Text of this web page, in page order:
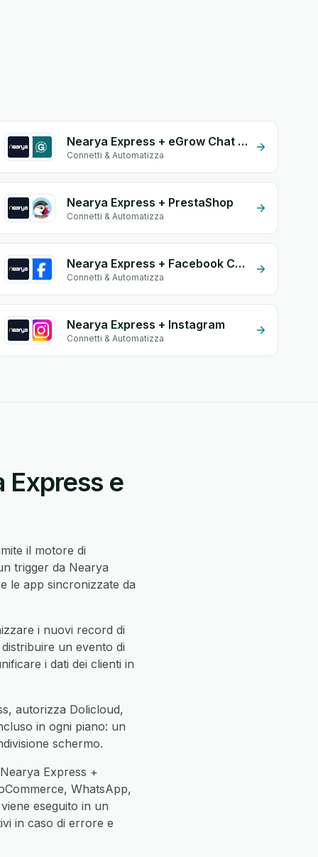
Nearya Express + eGrow Chat Widget
Connetti & Automatizza
Nearya Express + PrestaShop
Connetti & Automatizza
Nearya Express + Facebook Comments
Connetti & Automatizza
Nearya Express + Instagram
Connetti & Automatizza
e
il motore di
trigger da Nearya
le app sincronizzate da
i nuovi record di
un evento di
i dati dei clienti in
autorizza Dolicloud,
in ogni piano: un
schermo.
Express +
WhatsApp,
eseguito in un
in caso di errore e